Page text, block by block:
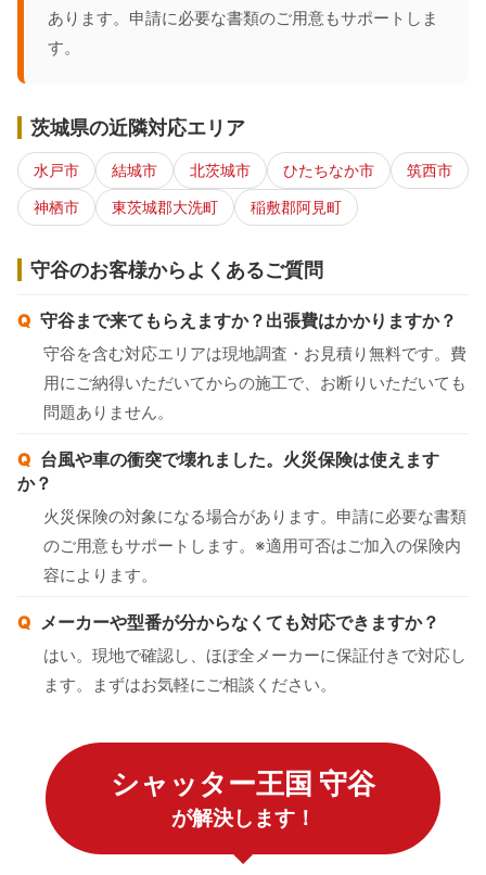
あります。申請に必要な書類のご用意もサポートしま
す。
茨城県の近隣対応エリア
水戸市 結城市 北茨城市 ひたちなか市
筑西市
神栖市
東茨城郡大洗町 稲敷郡阿見町
守谷のお客様からよくあるご質問
守谷まで来てもらえますか？出張費はかかりますか？
守谷を含む対応エリアは現地調査・お見積り無料です。費
用にご納得いただいてからの施工で、お断りいただいても
問題ありません。
台風や車の衝突で壊れました。火災保険は使えます
か？
火災保険の対象になる場合があります。申請に必要な書類
のご用意もサポートします。※適用可否はご加入の保険内
容によります。
メーカーや型番が分からなくても対応できますか？
はい。現地で確認し、ほぼ全メーカーに保証付きで対応し
ます。まずはお気軽にご相談ください。
シャッター王国 守谷
が解決します！